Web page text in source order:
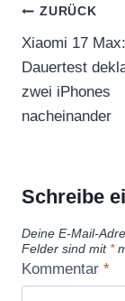
ZURÜCK
Xiaomi 17
Dauertest
zwei iPhones
nacheinander
Schreibe
Deine E-Mail-
Felder sind mit *
Kommentar *